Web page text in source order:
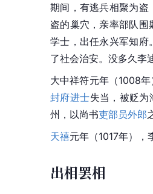
期间，有逃兵相聚为盗
盗的巢穴，亲率部队
学士，出任永兴军知府
了社会治安。没多久李
大中祥符元年（1008
封府进士失当，被贬
州，以尚书吏部员外郎
天禧元年（1017年），
出相罢相